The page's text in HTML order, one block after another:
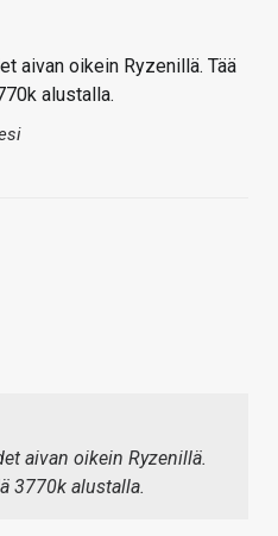
aivan oikein Ryzenillä. Tää
alustalla.
aivan oikein Ryzenillä.
3770k alustalla.